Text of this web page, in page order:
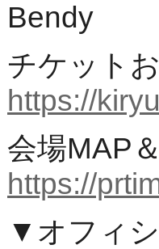
Bendy
チケット
https://
会場MAP
https://
▼オフィ